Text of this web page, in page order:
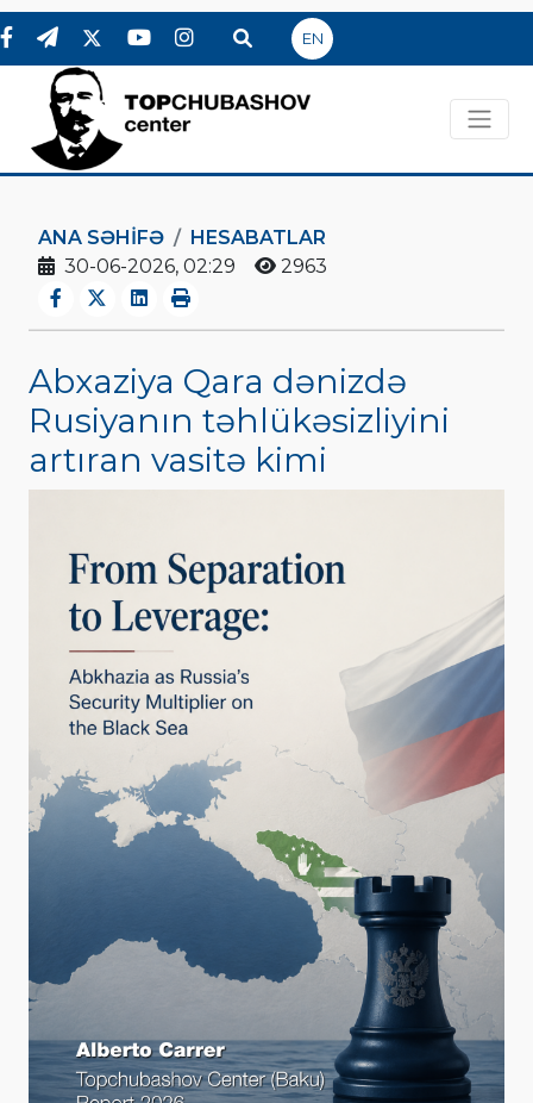
EN
ANA SƏHIFƏ
HESABATLAR
30-06-2026, 02:29
2963
Abxaziya Qara dənizdə
Rusiyanın təhlükəsizliyini
artıran vasitə kimi